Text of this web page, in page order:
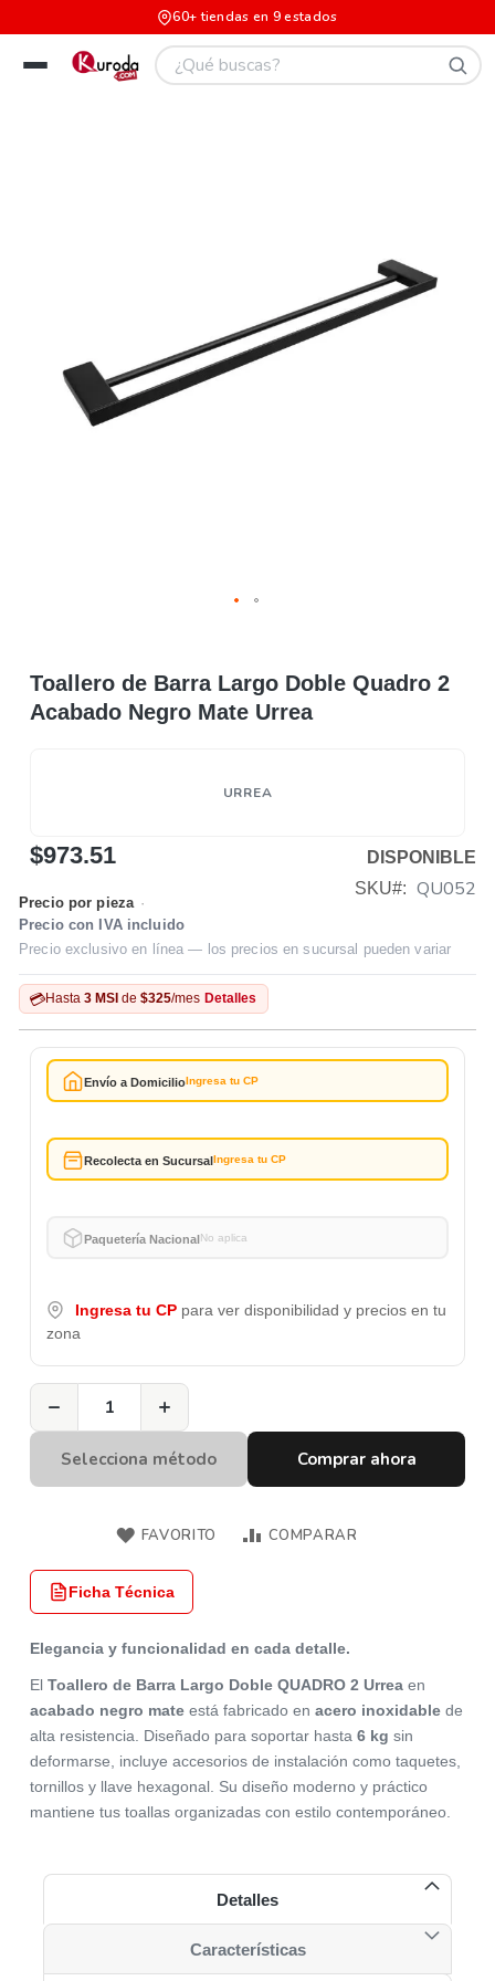
60+ tiendas en 9 estados
Toallero de Barra Largo Doble Quadro 2
Acabado Negro Mate Urrea
URREA
$973.51
DISPONIBLE
SKU
QU052
Precio por pieza ·
Precio con IVA incluido
Precio exclusivo en línea — los precios en sucursal pueden variar
💳Hasta 3 MSI de $325/mes Detalles
Envío a DomicilioIngresa tu CP
Recolecta en SucursalIngresa tu CP
Paquetería NacionalNo aplica
Ingresa tu CP para ver disponibilidad y precios en tu
zona
− +
Selecciona método Comprar ahora
FAVORITO COMPARAR
Ficha Técnica
Elegancia y funcionalidad en cada detalle.
El Toallero de Barra Largo Doble QUADRO 2 Urrea en
acabado negro mate está fabricado en acero inoxidable de
alta resistencia. Diseñado para soportar hasta 6 kg sin
deformarse, incluye accesorios de instalación como taquetes,
tornillos y llave hexagonal. Su diseño moderno y práctico
mantiene tus toallas organizadas con estilo contemporáneo.
Detalles
Características